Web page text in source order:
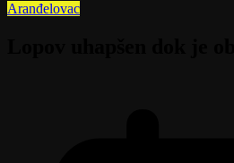
Aranđelovac